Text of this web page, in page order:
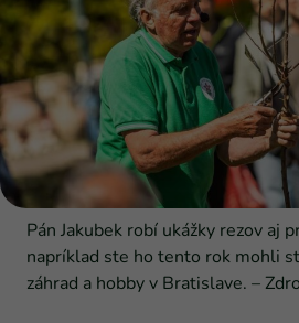
Pán Jakubek robí ukážky rezov aj
napríklad ste ho tento rok mohli
záhrad a hobby v Bratislave. –